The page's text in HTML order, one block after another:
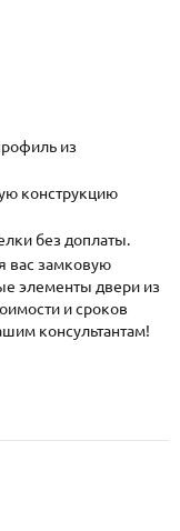
и установкой в
41
Как купить
из
конструкцию
без доплаты.
вас замковую
элементы двери из
и сроков
консультантам!